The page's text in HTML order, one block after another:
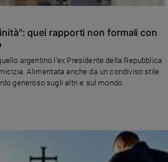
quei rapporti non formali con
argentino l'ex Presidente della Repubblica
Alimentata anche da un condiviso stile
generoso sugli altri e sul mondo